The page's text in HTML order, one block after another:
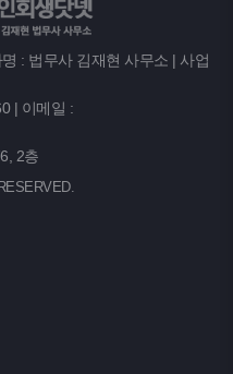
: 법무사 김재현 사무소 | 사업
| 이메일 :
2층